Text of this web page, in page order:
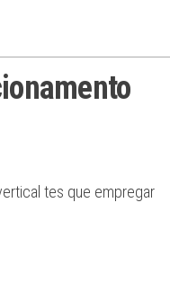
tes que empregar